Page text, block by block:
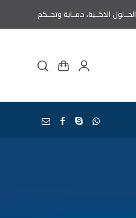
الحــلول الذكــية، حمــاية وتحــكم